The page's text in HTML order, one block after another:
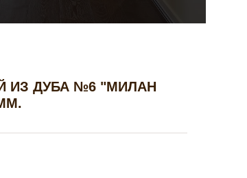
ИЗ ДУБА №6 "МИЛАН